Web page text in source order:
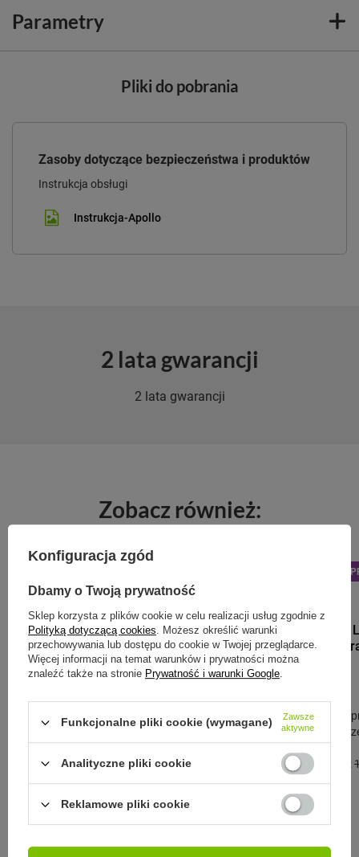
Parametry
Pliki do pobrania
Zasoby dotyczące bezpieczeństwa i produktów
Instrukcja obsługi
Instrukcja-Apollo
2 lata gwarancji
2 lata gwarancji
Zobacz również:
CONTIGO
Nauczyciela - Contigo Streeterville
420 ml - Biały
79,99 zł
Contigo West
termiczny z
Licorice
Najniższa cena
przed
109,00 zł-8%
Cena regularna:
Konfiguracja zgód
Dbamy o Twoją prywatność
Sklep korzysta z plików cookie w celu realizacji usług zgodnie z
Polityką dotyczącą cookies. Możesz określić warunki
przechowywania lub dostępu do cookie w Twojej przeglądarce.
Więcej informacji na temat warunków i prywatności można
znaleźć także na stronie Prywatność i warunki Google.
Funkcjonalne pliki cookie (wymagane)
Zawsze
aktywne
Analityczne pliki cookie
Reklamowe pliki cookie